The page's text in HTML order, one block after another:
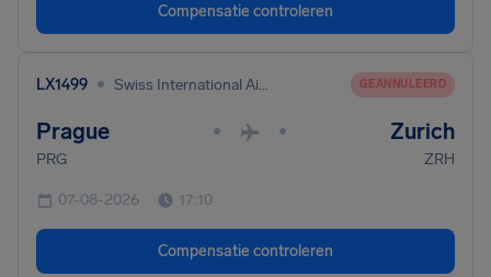
Compensatie controleren
LX1499 • Swiss International Air Lines GEANNULEERD
Prague • • Zurich
PRG ZRH
07-08-2026 17:10
Compensatie controleren